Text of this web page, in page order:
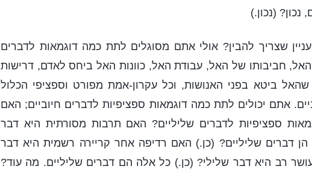
(נכון.)
שצריך להבין? אולי אתם מסוגלים לתת כמה דוגמאות לדברים
האל, חביבותו של האל, עבודת האל, כוונות האל ביחס לאדם, דרישות
ביטא בפני האנושות, וכל עקרון-אמת מפורט וספציפי הכלול
אתם יכולים לתת כמה דוגמאות ספציפיות לדברים חיוביים; האם
ספציפיות לדברים שליליים? האם תרבות מסורתית היא דבר
דברים שליליים? (כן.) האם רדיפה אחר קריירה רשמית היא דבר
רב היא דבר שלילי? (כן.) כל אלה הם דברים שליליים. מה עוד?